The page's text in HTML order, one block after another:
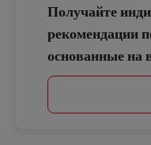
Получайте
рекомендации
основанные на